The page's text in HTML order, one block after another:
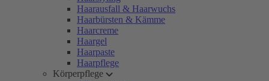
Haarausfall & Haarwuchs
Haarbürsten & Kämme
Haarcreme
Haargel
Haarpaste
Haarpflege
Körperpflege